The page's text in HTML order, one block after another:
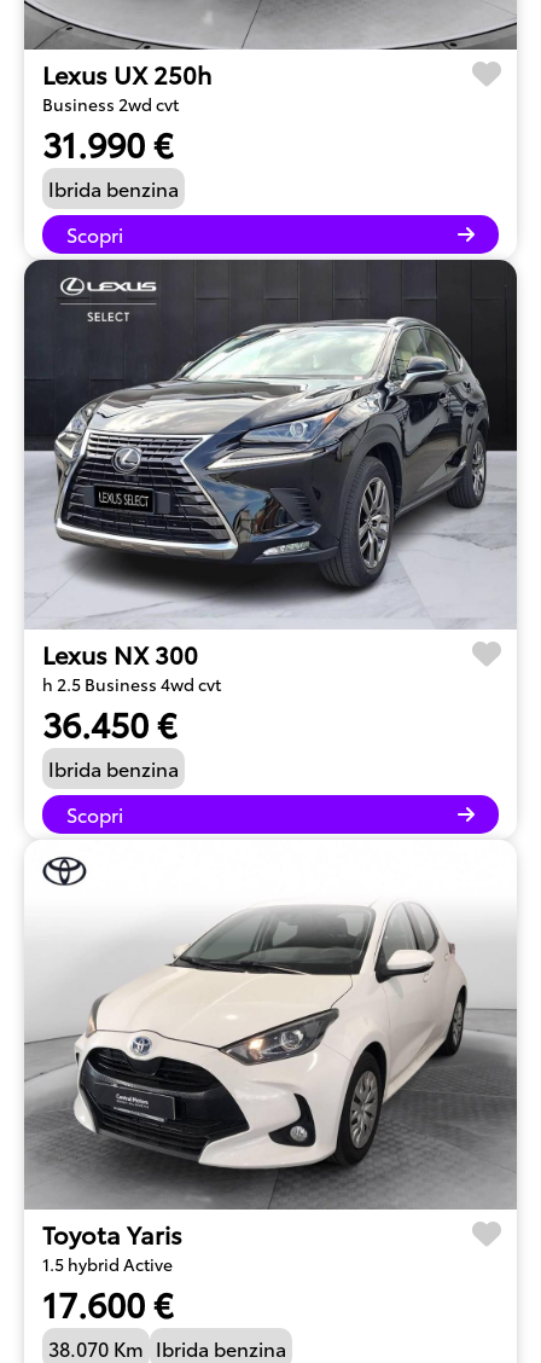
Lexus UX 250h
Business 2wd cvt
31.990 €
Ibrida benzina
Scopri
Lexus NX 300
h 2.5 Business 4wd cvt
36.450 €
Ibrida benzina
Scopri
Toyota Yaris
1.5 hybrid Active
17.600 €
38.070 Km Ibrida benzina